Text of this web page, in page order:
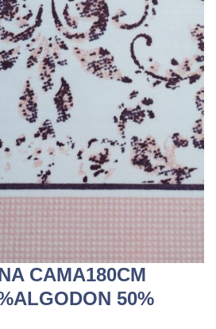
CAMA180CM
50%